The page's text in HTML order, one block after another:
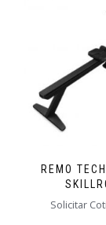
REMO
Solicitar